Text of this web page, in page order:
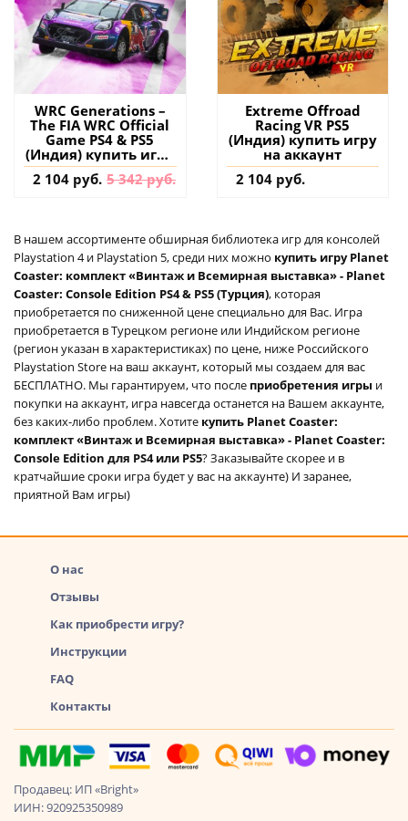
WRC Generations –
The FIA WRC Official
Game PS4 & PS5
(Индия) купить игру
на аккаунт
2 104 руб. 5 342 руб.
Extreme Offroad
Racing VR PS5
(Индия) купить игру
на аккаунт
2 104 руб.
В нашем ассортименте обширная библиотека игр для консолей
Playstation 4 и Playstation 5, среди них можно купить игру Planet
Coaster: комплект «Винтаж и Всемирная выставка» - Planet
Coaster: Console Edition PS4 & PS5 (Турция), которая
приобретается по сниженной цене специально для Вас. Игра
приобретается в Турецком регионе или Индийском регионе
(регион указан в характеристиках) по цене, ниже Российского
Playstation Store на ваш аккаунт, который мы создаем для вас
БЕСПЛАТНО. Мы гарантируем, что после приобретения игры и
покупки на аккаунт, игра навсегда останется на Вашем аккаунте,
без каких-либо проблем. Хотите купить Planet Coaster:
комплект «Винтаж и Всемирная выставка» - Planet Coaster:
Console Edition для PS4 или PS5? Заказывайте скорее и в
кратчайшие сроки игра будет у вас на аккаунте) И заранее,
приятной Вам игры)
О нас
Отзывы
Как приобрести игру?
Инструкции
FAQ
Контакты
Продавец: ИП «Bright»
ИИН: 920925350989